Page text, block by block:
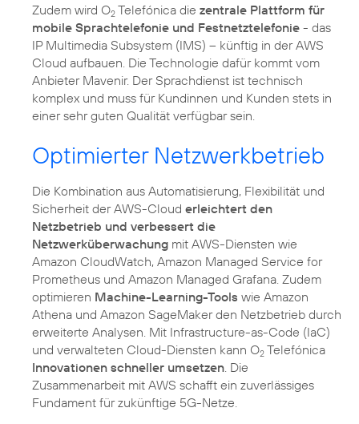
Zudem wird O2 Telefónica die zentrale Plattform für
mobile Sprachtelefonie und Festnetztelefonie - das
IP Multimedia Subsystem (IMS) – künftig in der AWS
Cloud aufbauen. Die Technologie dafür kommt vom
Anbieter Mavenir. Der Sprachdienst ist technisch
komplex und muss für Kundinnen und Kunden stets in
einer sehr guten Qualität verfügbar sein.
Optimierter Netzwerkbetrieb
Die Kombination aus Automatisierung, Flexibilität und
Sicherheit der AWS-Cloud erleichtert den
Netzbetrieb und verbessert die
Netzwerküberwachung mit AWS-Diensten wie
Amazon CloudWatch, Amazon Managed Service for
Prometheus und Amazon Managed Grafana. Zudem
optimieren Machine-Learning-Tools wie Amazon
Athena und Amazon SageMaker den Netzbetrieb durch
erweiterte Analysen. Mit Infrastructure-as-Code (IaC)
und verwalteten Cloud-Diensten kann O2 Telefónica
Innovationen schneller umsetzen . Die
Zusammenarbeit mit AWS schafft ein zuverlässiges
Fundament für zukünftige 5G-Netze.